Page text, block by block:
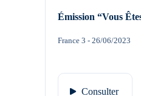
Émission “Vous
France 3 - 26/06/2023
Consulter